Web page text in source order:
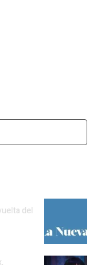
del